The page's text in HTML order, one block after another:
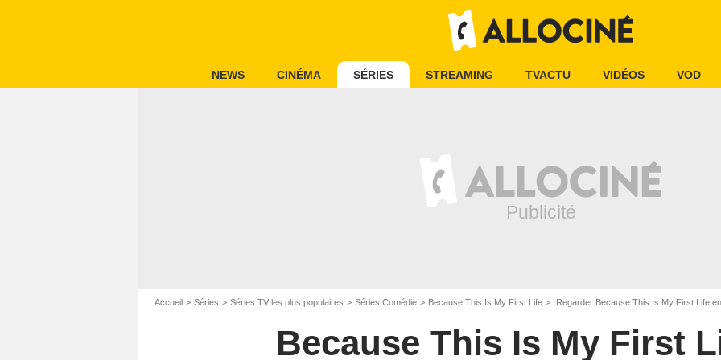
NEWS CINÉMA SÉRIES STREAMING TVACTU VIDÉOS VOD
Accueil Séries Séries TV les plus populaires Séries Comédie Because This Is My First Life Regarder Because This Is My First Life
Because This Is My First